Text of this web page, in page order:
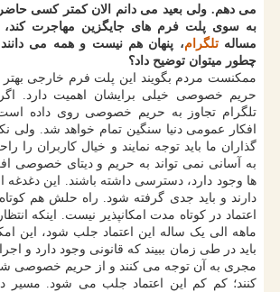
می دهم. ولی بعید می دانم الان کمتر کسی حاضر
به سوی پلت فرم های جایگزین مهاجرت کند،
مسالهتلگرام، پنهان هم نیست و همه می دانند.
چطور میتوان توضیح داد؟
ممکنست مردم بگویند این پلت فرم خارجی بهتر
حریم خصوصی خیلی برایشان اهمیت دارد.
تلگرام تجاوز به حریم خصوصی روی داده
افکار عمومی دنیا سنگین تمام خواهد شد. ولی
گذاران ما باید توجه نمایند و خیال کاربران را
به آسانی نمی تواند به حریم و دیتای خصوصی
ها وجود دارد، دسترسی داشته باشند. این
دارند و باید جدی گرفته شود. راه حلش هم
اعتماد در کوتاه مدت امکانپذیر نیست. اینکه
ماهه الی یک ساله این اعتماد جلب شود، این
باید در طی زمان ببیند که قانونی وجود دارد و
مجری به آن توجه می کنند و از حریم خصوصی
کنند؛ کم کم این اعتماد جلب می شود. مسیر